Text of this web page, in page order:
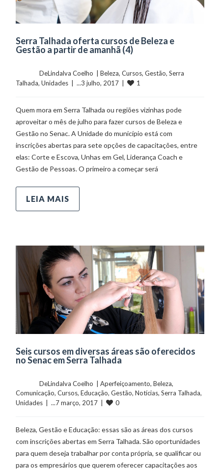
Serra Talhada oferta cursos de Beleza e
Gestão a partir de amanhã (4)
	    	DeLindalva Coelho  |
Beleza, Cursos, Gestão, Serra
Talhada, Unidades
  |  ...3 julho, 2017  |
1
Quem mora em Serra Talhada ou regiões vizinhas pode
aproveitar o mês de julho para fazer cursos de Beleza e
Gestão no Senac. A Unidade do município está com
inscrições abertas para sete opções de capacitações, entre
elas: Corte e Escova, Unhas em Gel, Liderança Coach e
Gestão de Pessoas. O primeiro a começar será
LEIA MAIS
Seis cursos em diversas áreas são oferecidos
no Senac em Serra Talhada
	    	DeLindalva Coelho  |
Aperfeiçoamento, Beleza
Comunicação, Cursos, Educação, Gestão, Notícias, Serra Talhada
Unidades
  |  ...7 março, 2017  |
0
Beleza, Gestão e Educação: essas são as áreas dos cursos
com inscrições abertas em Serra Talhada. São oportunidades
para quem deseja trabalhar por conta própria, se qualificar ou
para os empresários que querem oferecer capacitações aos